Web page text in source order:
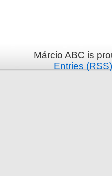
Márcio ABC is
Entries (RSS)